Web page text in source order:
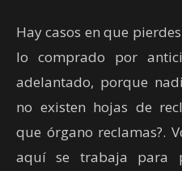
Hay casos en que
lo comprado por
adelantado, porque
no existen hojas de
que órgano reclamas?.
aquí se trabaja para